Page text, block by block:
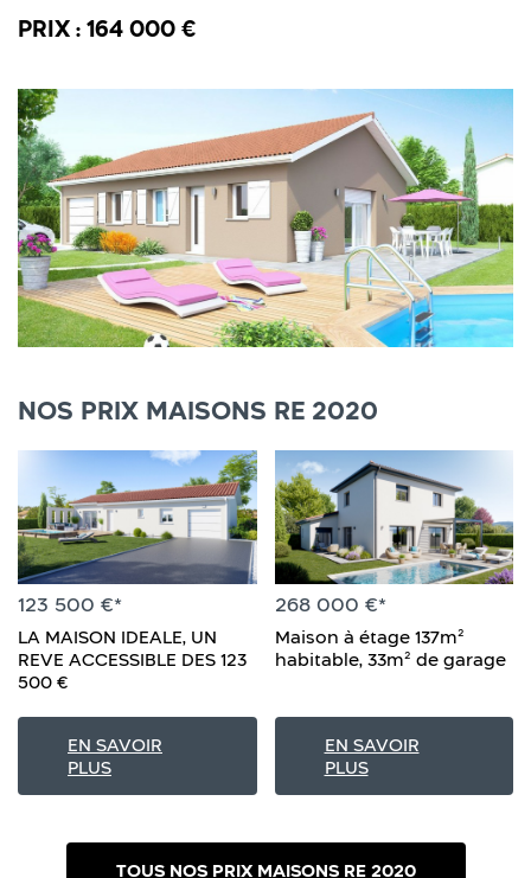
PRIX : 164 000 €
NOS PRIX MAISONS RE 2020
123 500 €*
LA MAISON IDEALE, UN
REVE ACCESSIBLE DES 123
500 €
EN SAVOIR
PLUS
268 000 €*
Maison à étage 137m²
habitable, 33m² de garage
EN SAVOIR
PLUS
TOUS NOS PRIX MAISONS RE 2020